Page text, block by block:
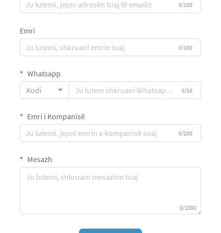
0/100
Emri
0/100
Whatsapp
Kodi
0/16
Emri i Kompanisë
0/200
Mesazh
0/1000